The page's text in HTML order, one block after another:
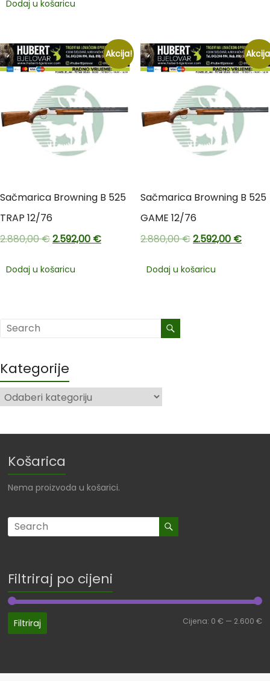
Dodaj u košaricu
Akcija!
Sačmarica Browning B 525
TRAP 12/76
2.880,00€2.592,00 €
Dodaj u košaricu
Sačmarica Browning B 525
GAME 12/76
2.880,00€2.592,00 €
Dodaj u košaricu
Kategorije
Košarica
Nema proizvoda u košarici.
Filtriraj po cijeni
Filtriraj Cijena: 0 € — 2.600 €